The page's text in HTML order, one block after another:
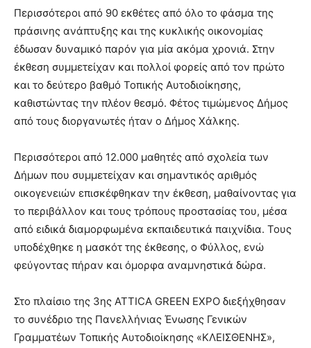
Περισσότεροι από 90 εκθέτες από όλο το φάσμα της
πράσινης ανάπτυξης και της κυκλικής οικονομίας
έδωσαν δυναμικό παρόν για μία ακόμα χρονιά. Στην
έκθεση συμμετείχαν και πολλοί φορείς από τον πρώτο
και το δεύτερο βαθμό Τοπικής Αυτοδιοίκησης,
καθιστώντας την πλέον θεσμό. Φέτος τιμώμενος Δήμος
από τους διοργανωτές ήταν ο Δήμος Χάλκης.
Περισσότεροι από 12.000 μαθητές από σχολεία των
Δήμων που συμμετείχαν και σημαντικός αριθμός
οικογενειών επισκέφθηκαν την έκθεση, μαθαίνοντας για
το περιβάλλον και τους τρόπους προστασίας του, μέσα
από ειδικά διαμορφωμένα εκπαιδευτικά παιχνίδια. Τους
υποδέχθηκε η μασκότ της έκθεσης, ο Φύλλος, ενώ
φεύγοντας πήραν και όμορφα αναμνηστικά δώρα.
Στο πλαίσιο της 3ης ATTICA GREEN EXPO διεξήχθησαν
το συνέδριο της Πανελλήνιας Ένωσης Γενικών
Γραμματέων Τοπικής Αυτοδιοίκησης «ΚΛΕΙΣΘΕΝΗΣ»,